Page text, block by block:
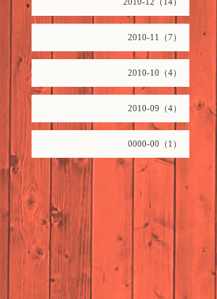
2010-11（7）
2010-10（4）
2010-09（4）
0000-00（1）